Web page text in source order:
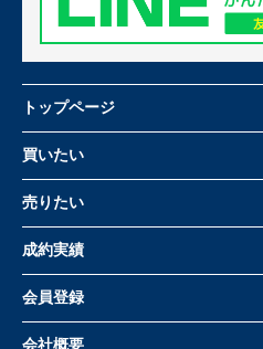
トップページ
買いたい
売りたい
成約実績
会員登録
会社概要